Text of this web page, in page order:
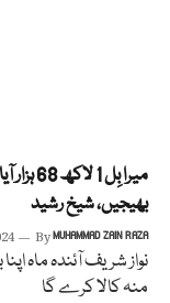
میرا
بھیجیں، شیخ رشید
ByMUHAMMAD ZAIN RAZA
نواز شریف آئندہ ماہ
منہ کالا کرے گا